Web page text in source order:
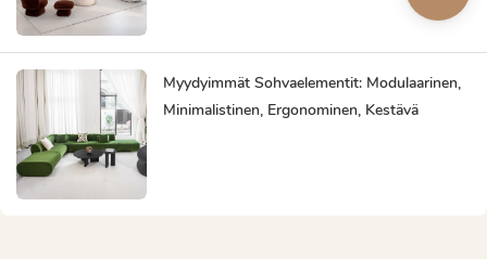
Myydyimmät Sohvaelementit: Modulaarinen,
Minimalistinen, Ergonominen, Kestävä